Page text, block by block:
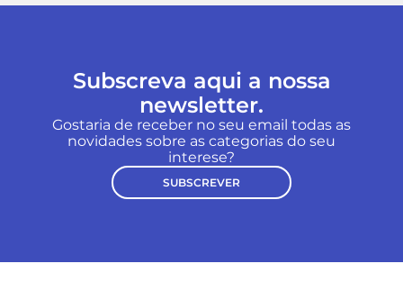
Subscreva aqui a nossa
newsletter.
Gostaria de receber no seu email todas as
novidades sobre as categorias do seu
interese?
SUBSCREVER